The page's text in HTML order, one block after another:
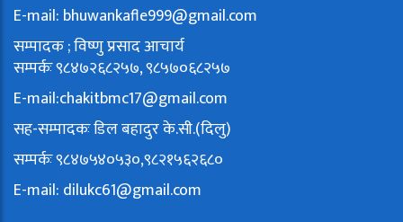
E-mail: bhuwankafle999@gmail.com
सम्पादक ; विष्णु प्रसाद आचार्य
सम्पर्कः ९८४७२६८२५७, ९८५७०६८२५७
E-mail:chakitbmc17@gmail.com
सह-सम्पादकः डिल बहादुर के.सी.(दिलु)
सम्पर्कः ९८४७५४०५३०,९८२१५६२६८०
E-mail: dilukc61@gmail.com